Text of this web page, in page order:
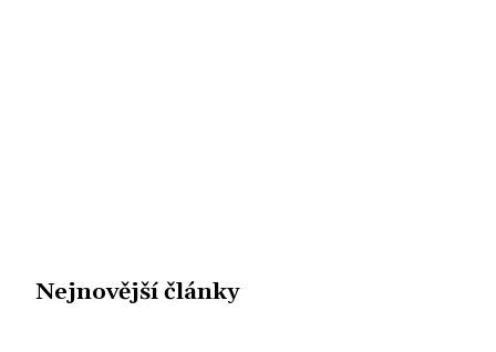
Nejnovější články